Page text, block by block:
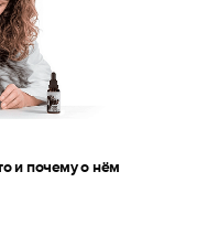
и почему о нём